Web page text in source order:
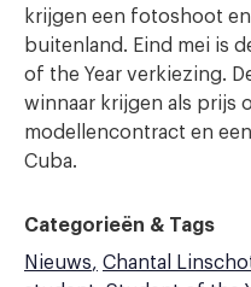
krijgen een fotoshoot
buitenland. Eind mei is
of the Year verkiezing.
winnaar krijgen als prijs
modellencontract en
Cuba.
Categorieën & Tags
Nieuws
Chantal